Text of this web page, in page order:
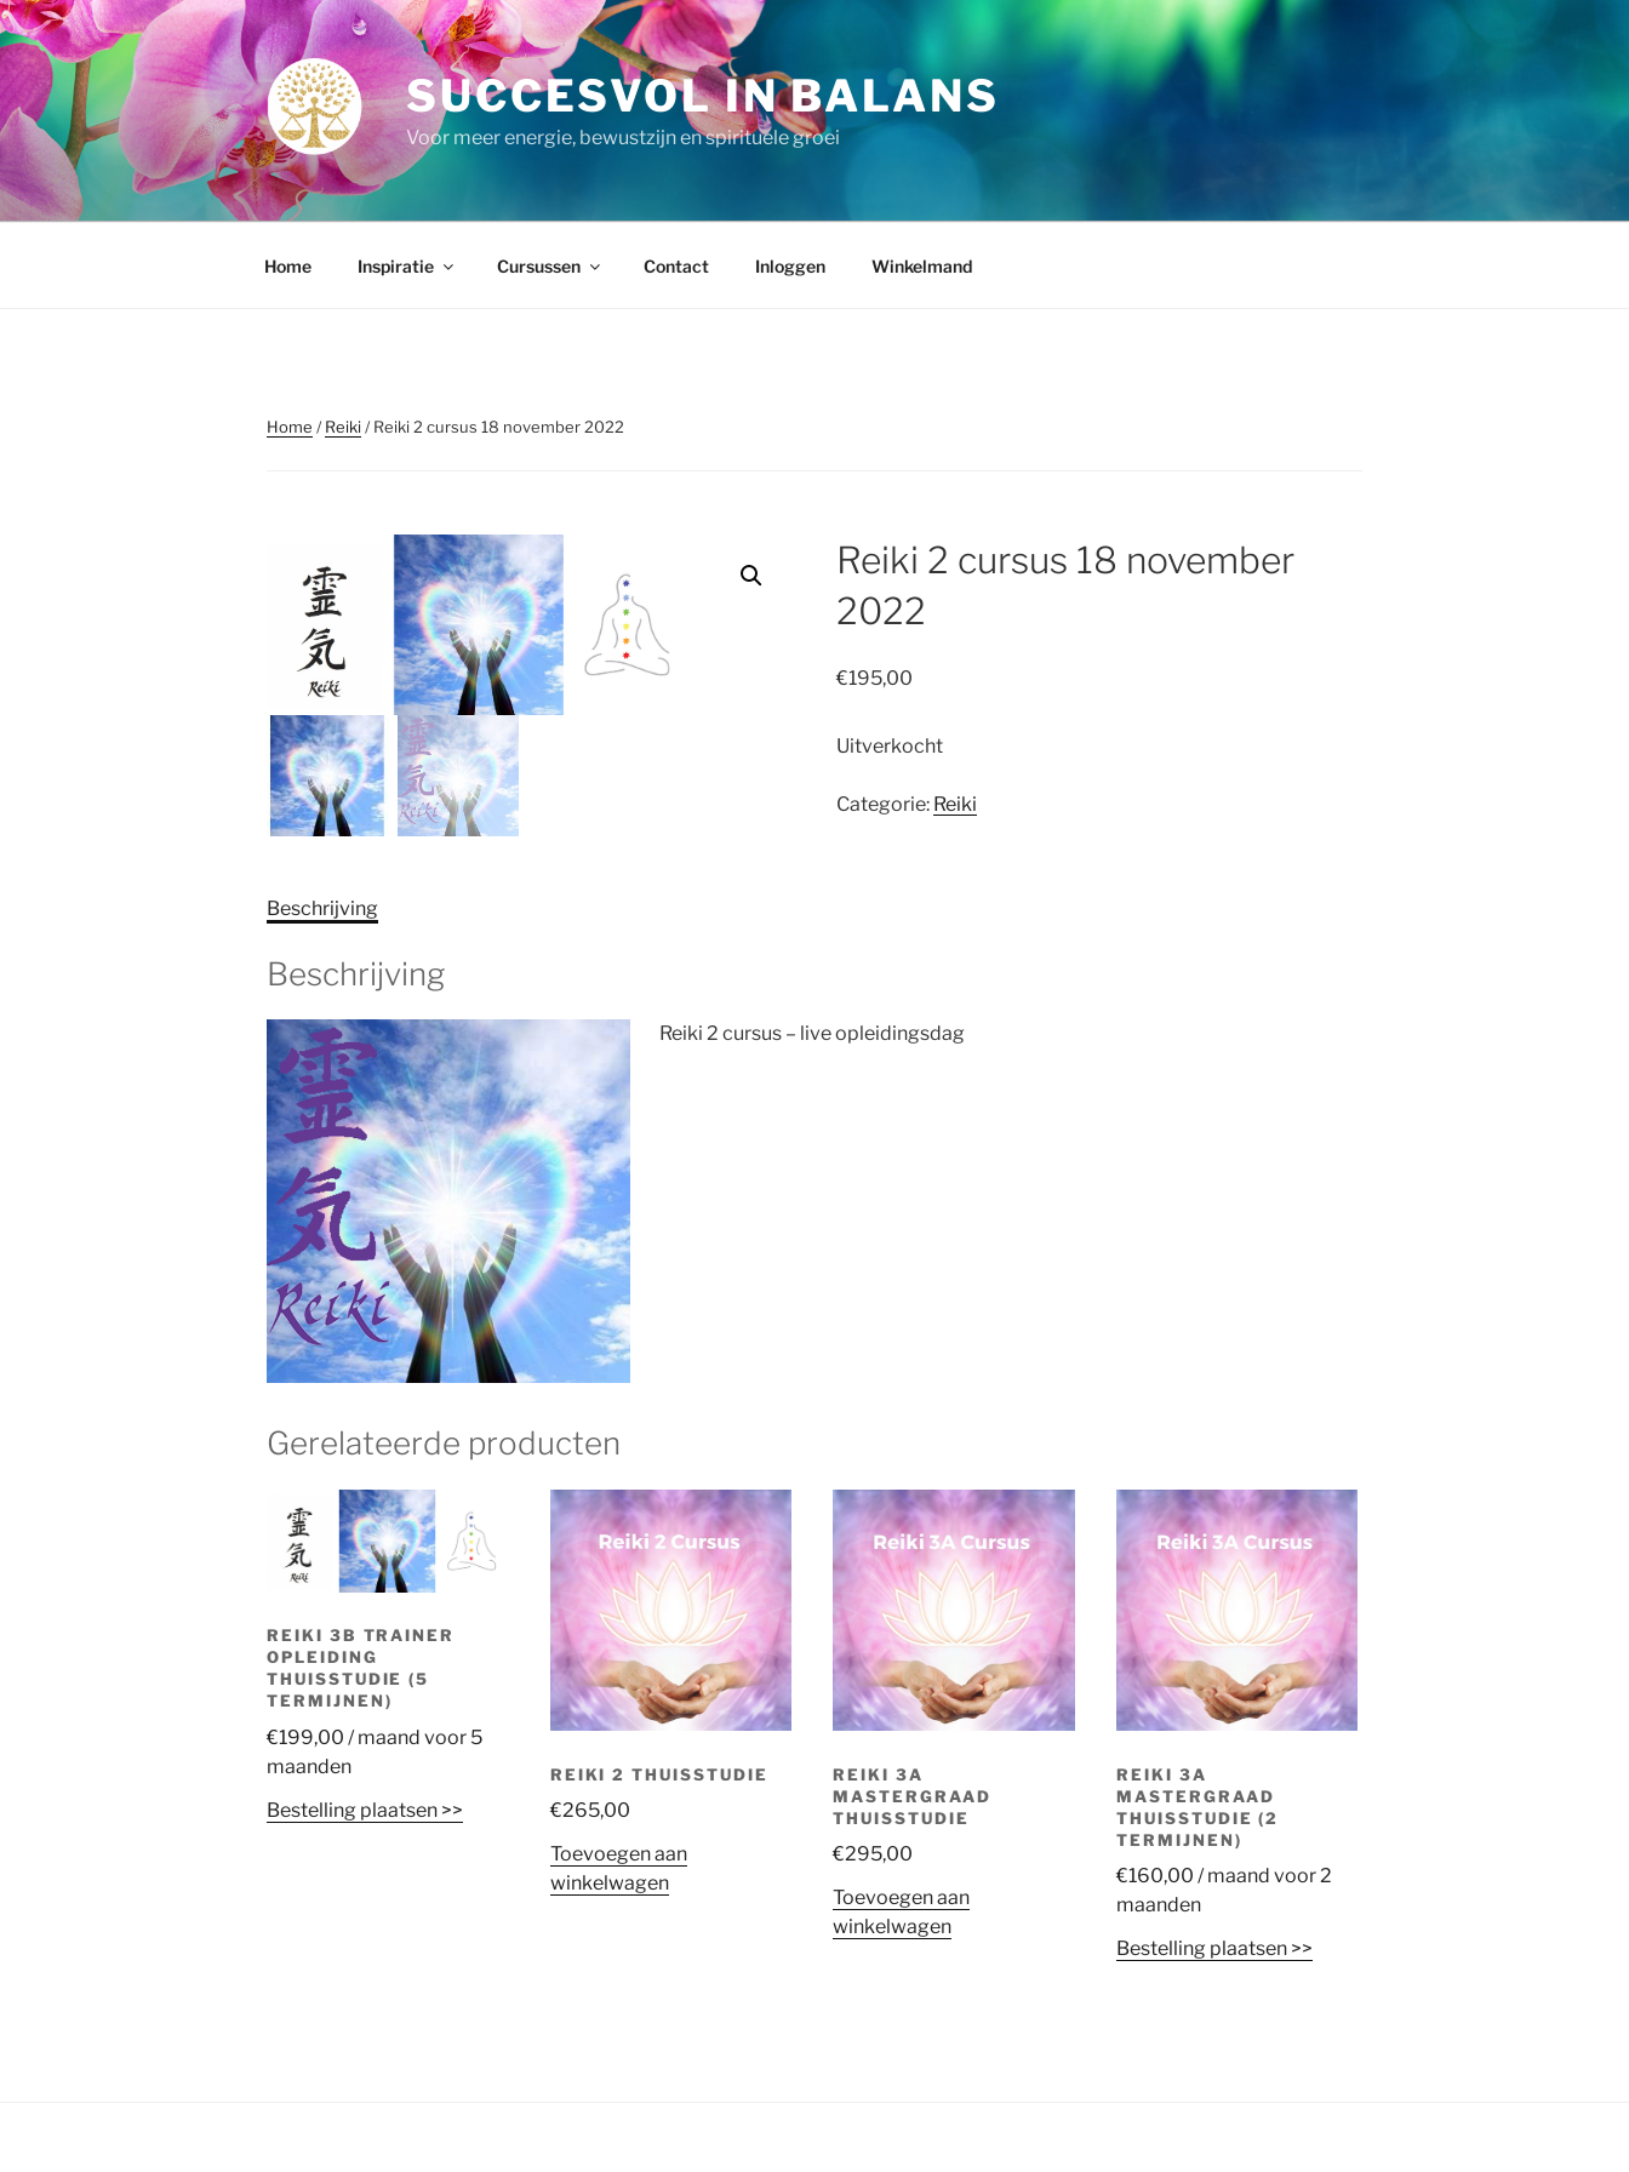
Ga
naar
de
inhoud
SUCCESVOL IN BALANS
Voor meer energie, bewustzijn en spirituele groei
Home Inspiratie Cursussen Contact Inloggen Winkelmand
Home /Reiki / Reiki 2 cursus 18 november 2022
Reiki 2 cursus 18 november
2022
€195,00
Uitverkocht
Categorie: Reiki
Beschrijving
Beschrijving
Reiki 2 cursus – live opleidingsdag
Gerelateerde producten
REIKI 3B TRAINER
OPLEIDING
THUISSTUDIE (5
TERMIJNEN)
€199,00 / maand voor 5
maanden
Bestelling plaatsen >>
REIKI 2 THUISSTUDIE
€265,00
Toevoegen aan
winkelwagen
REIKI 3A
MASTERGRAAD
THUISSTUDIE
€295,00
Toevoegen aan
winkelwagen
REIKI 3A
MASTERGRAAD
THUISSTUDIE (2
TERMIJNEN)
€160,00 / maand voor 2
maanden
Bestelling plaatsen >>